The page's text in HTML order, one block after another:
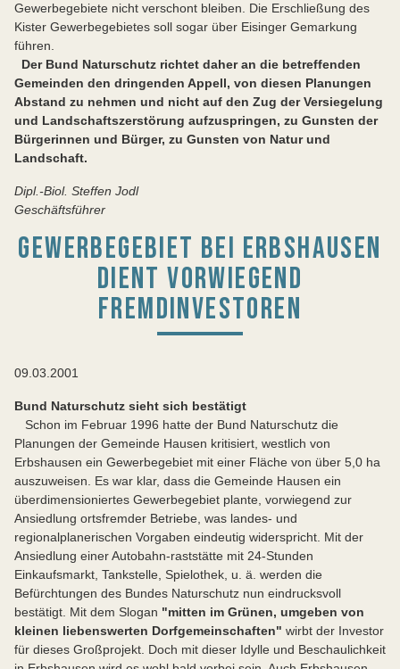
Gewerbegebiete nicht verschont bleiben. Die Erschließung des
Kister Gewerbegebietes soll sogar über Eisinger Gemarkung
führen.
Der Bund Naturschutz richtet daher an die betreffenden
Gemeinden den dringenden Appell, von diesen Planungen
Abstand zu nehmen und nicht auf den Zug der Versiegelung
und Landschaftszerstörung aufzuspringen, zu Gunsten der
Bürgerinnen und Bürger, zu Gunsten von Natur und
Landschaft.
Dipl.-Biol. Steffen Jodl
Geschäftsführer
GEWERBEGEBIET BEI ERBSHAUSEN
DIENT VORWIEGEND
FREMDINVESTOREN
09.03.2001
Bund Naturschutz sieht sich bestätigt
Schon im Februar 1996 hatte der Bund Naturschutz die
Planungen der Gemeinde Hausen kritisiert, westlich von
Erbshausen ein Gewerbegebiet mit einer Fläche von über 5,0 ha
auszuweisen. Es war klar, dass die Gemeinde Hausen ein
überdimensioniertes Gewerbegebiet plante, vorwiegend zur
Ansiedlung ortsfremder Betriebe, was landes- und
regionalplanerischen Vorgaben eindeutig widerspricht. Mit der
Ansiedlung einer Autobahn-raststätte mit 24-Stunden
Einkaufsmarkt, Tankstelle, Spielothek, u. ä. werden die
Befürchtungen des Bundes Naturschutz nun eindrucksvoll
bestätigt. Mit dem Slogan "mitten im Grünen, umgeben von
kleinen liebenswerten Dorfgemeinschaften" wirbt der Investor
für dieses Großprojekt. Doch mit dieser Idylle und Beschaulichkeit